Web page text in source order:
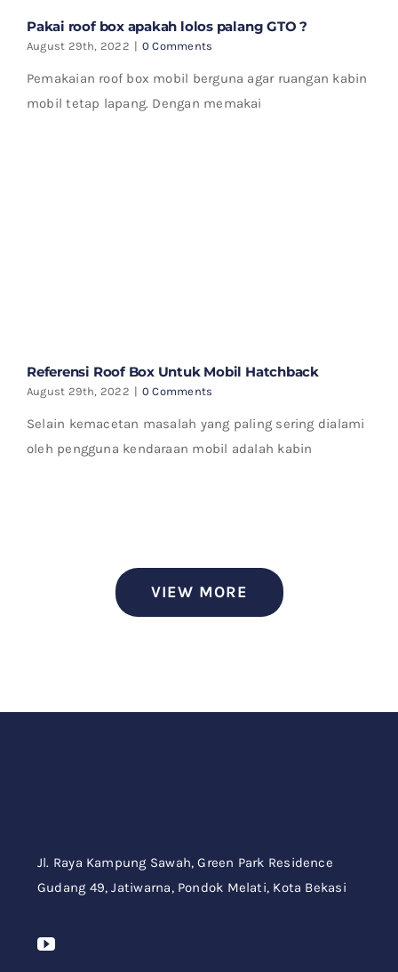
Pakai roof box apakah lolos palang GTO ?
August 29th, 2022 | 0 Comments
Pemakaian roof box mobil berguna agar ruangan kabin
mobil tetap lapang. Dengan memakai
Referensi Roof Box Untuk Mobil Hatchback
August 29th, 2022 | 0 Comments
Selain kemacetan masalah yang paling sering dialami
oleh pengguna kendaraan mobil adalah kabin
VIEW MORE
Jl. Raya Kampung Sawah,Green Park Residence
Gudang 49,Jatiwarna, Pondok Melati, Kota Bekasi